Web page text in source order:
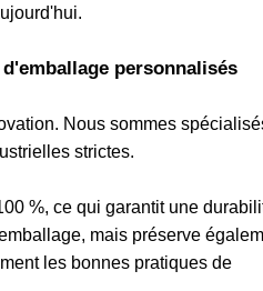
personnalisés
Nous sommes
strictes.
%, ce qui garantit une
mais préserve
les bonnes pratiques de